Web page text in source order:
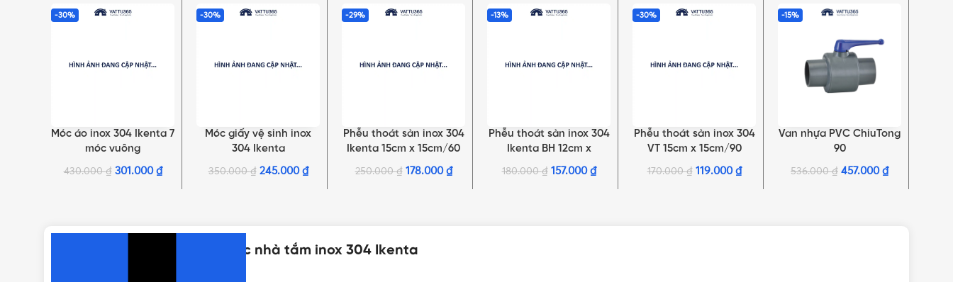
-30%
THÊM VÀO GIỎ HÀNG
Móc áo inox 304 Ikenta 7
móc vuông
430.000₫ 301.000 ₫
-30%
THÊM VÀO GIỎ HÀNG
Móc giấy vệ sinh inox
304 Ikenta
350.000₫ 245.000 ₫
-29%
THÊM VÀO GIỎ HÀNG
Phễu thoát sàn inox 304
Ikenta 15cm x 15cm/60
250.000₫ 178.000 ₫
-13%
THÊM VÀO GIỎ HÀNG
Phễu thoát sàn inox 304
Ikenta BH 12cm x
12cm/90
180.000₫ 157.000 ₫
-30%
THÊM VÀO GIỎ HÀNG
Phễu thoát sàn inox 304
VT 15cm x 15cm/90
170.000₫ 119.000 ₫
-15%
THÊM VÀO GIỎ HÀNG
Van nhựa PVC ChiuTong
90
536.000₫ 457.000 ₫
Thông số kỹ thuật của Kệ góc nhà tắm inox 304 Ikenta
NHẤN ĐỂ XEM TIẾP (THU GỌN)